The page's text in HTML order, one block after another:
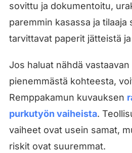
sovittu ja dokumentoitu,
paremmin kasassa ja tilaaja
tarvittavat paperit jätteistä
Jos haluat nähdä
pienemmästä kohteesta,
Remppakamun kuvauksen
purkutyön vaiheista.
vaiheet ovat usein samat,
riskit ovat suuremmat.